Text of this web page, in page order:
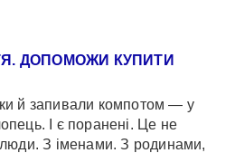
ДОПОМОЖИ КУПИТИ
й запивали компотом — у
І є поранені. Це не
З іменами. З родинами,